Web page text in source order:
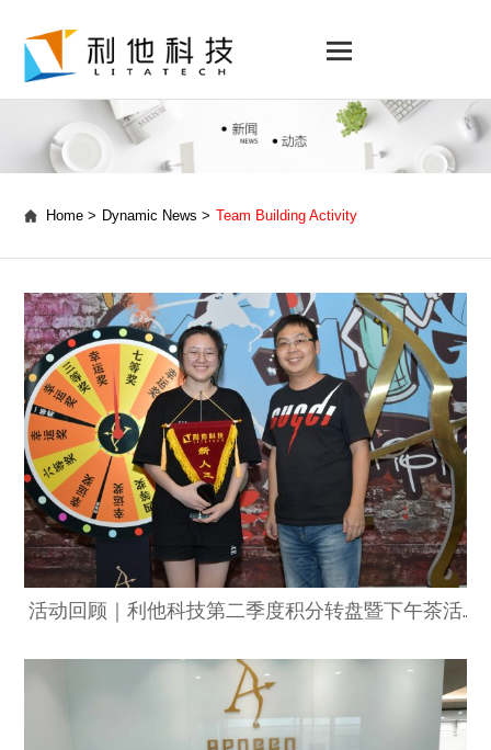
Home > Dynamic News > Team Building Activity
活动回顾｜利他科技第二季度积分转盘暨下午茶活动圆满结束